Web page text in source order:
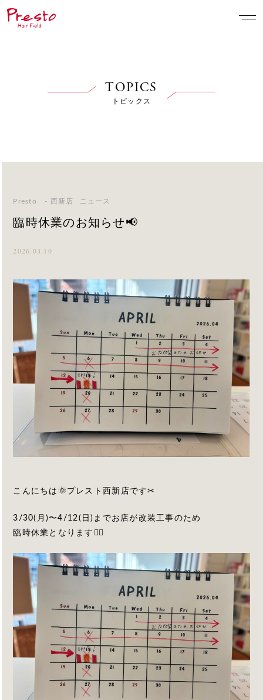
TOPICS
トピックス
Presto - 西新店 ニュース
臨時休業のお知らせ📢
2026.03.10
こんにちは🌞プレスト西新店です✂︎
3/30(月)〜4/12(日)までお店が改装工事のため
臨時休業となります🙇‍♀️